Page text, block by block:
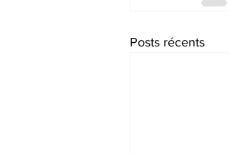
Posts récents